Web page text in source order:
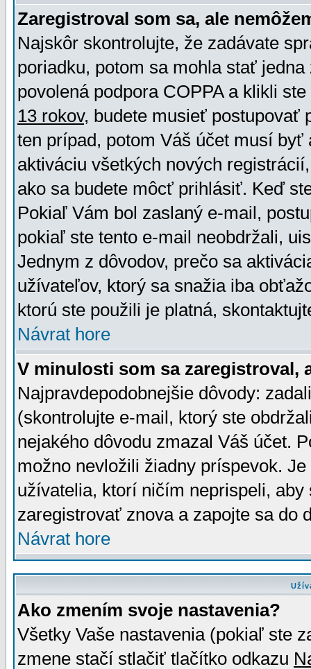
Zaregistroval som sa, ale
Najskôr skontrolujte, že zadávate
poriadku, potom sa mohla stať
povolená podpora COPPA a klikli
13 rokov, budete musieť postupovať
ten prípad, potom Váš účet musí
aktiváciu všetkých nových
ako sa budete môcť prihlásiť. Keď
Pokiaľ Vám bol zaslaný e-mail,
pokiaľ ste tento e-mail neobdržali,
Jednym z dôvodov, prečo sa
užívateľov, ktorý sa snažia iba
ktorú ste použili je platná,
Návrat hore
V minulosti som sa zaregistroval,
Najpravdepodobnejšie dôvody:
(skontrolujte e-mail, ktorý ste
nejakého dôvodu zmazal Váš účet.
možno nevložili žiadny príspevok.
užívatelia, ktorí ničím neprispeli,
zaregistrovať znova a zapojte sa do
Návrat hore
Ako zmením svoje nastavenia?
Všetky Vaše nastavenia (pokiaľ ste
zmene stačí stlačiť tlačítko odkazu